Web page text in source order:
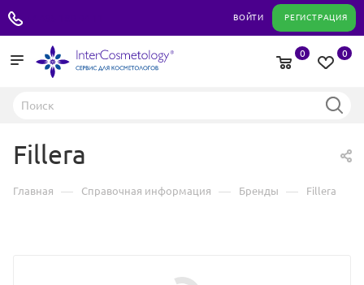
ВОЙТИ РЕГИСТРАЦИЯ
0
0
Fillera
Главная — Справочная информация — Бренды — Fillera